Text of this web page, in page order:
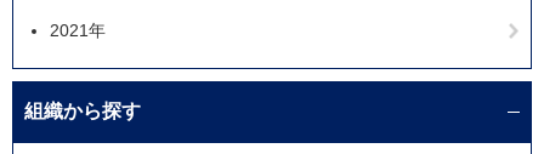
2021年
組織から探す